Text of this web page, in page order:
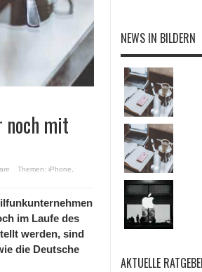
noch mit
Themen: iPhone
im Laufe des
werden, sind
die Deutsche
NEWS IN BILDERN
AKTUELLE